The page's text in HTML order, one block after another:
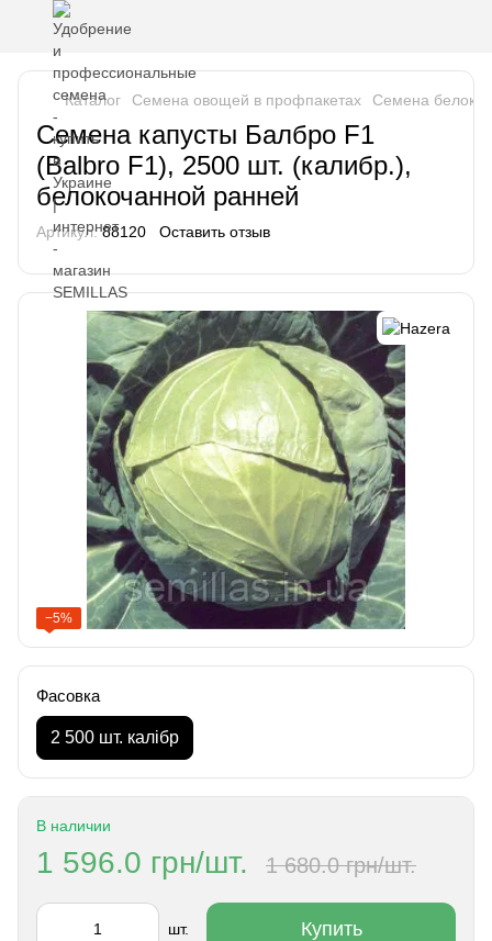
Каталог Семена овощей в профпакетах Семена
Семена капусты Балбро F1
(Balbro F1), 2500 шт. (калибр.),
белокочанной ранней
Артикул:88120 Оставить отзыв
−5%
Фасовка
2 500 шт. калібр
В наличии
1 596.0 грн/шт. 1 680.0 грн/шт.
шт. Купить